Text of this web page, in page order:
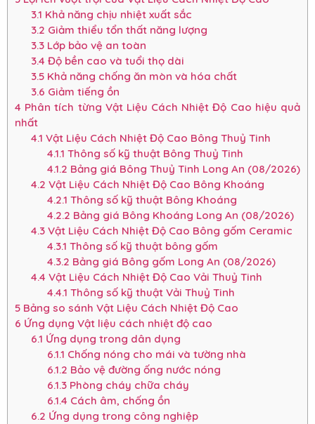
3.1 Khả năng chịu nhiệt xuất sắc
3.2 Giảm thiểu tổn thất năng lượng
3.3Lớp bảo vệ an toàn
3.4 Độ bền cao và tuổi thọ dài
3.5Khả năng chống ăn mòn và hóa chất
3.6 Giảm tiếng ồn
4 Phân tích từng Vật Liệu Cách Nhiệt Độ Cao hiệu quả
nhất
4.1 Vật Liệu Cách Nhiệt Độ Cao Bông Thuỷ Tinh
4.1.1 Thông số kỹ thuật Bông Thuỷ Tinh
4.1.2 Bảng giá Bông Thuỷ Tinh Long An (08/2026)
4.2 Vật Liệu Cách Nhiệt Độ Cao Bông Khoáng
4.2.1 Thông số kỹ thuật Bông Khoáng
4.2.2 Bảng giá Bông Khoáng Long An (08/2026)
4.3Vật Liệu Cách Nhiệt Độ Cao Bông gốm Ceramic
4.3.1 Thông số kỹ thuật bông gốm
4.3.2 Bảng giá Bông gốm Long An (08/2026)
4.4 Vật Liệu Cách Nhiệt Độ Cao Vải Thuỷ Tinh
4.4.1 Thông số kỹ thuật Vải Thuỷ Tinh
5 Bảng so sánh Vật Liệu Cách Nhiệt Độ Cao
6 Ứng dụng Vật liệu cách nhiệt độ cao
6.1 Ứng dụng trong dân dụng
6.1.1 Chống nóng cho mái và tường nhà
6.1.2 Bảo vệ đường ống nước nóng
6.1.3Phòng cháy chữa cháy
6.1.4 Cách âm, chống ồn
6.2 Ứng dụng trong công nghiệp